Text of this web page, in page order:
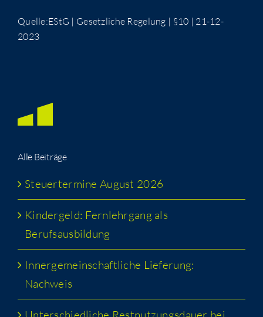
Quelle:EStG | Gesetz­li­che Rege­lung | §10 | 21-12-
2023
Alle Bei­trä­ge
Steu­er­ter­mi­ne August 2026
Kin­der­geld: Fern­lehr­gang als
Berufsausbildung
Inner­ge­mein­schaft­li­che Lie­fe­rung:
Nachweis